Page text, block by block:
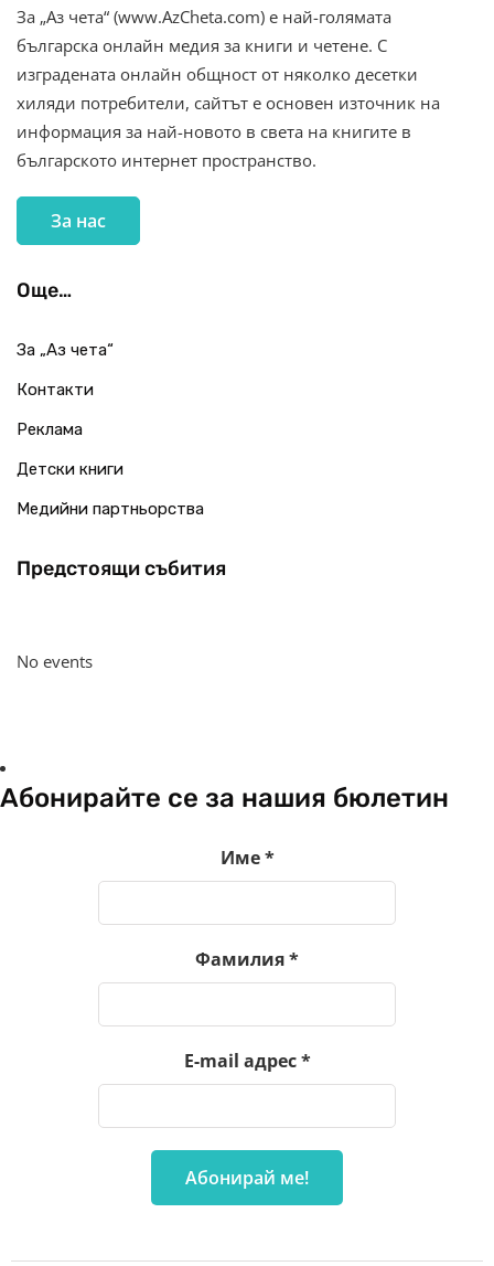
За „Аз чета“ (www.AzCheta.com) е най-голямата
българска онлайн медия за книги и четене. С
изградената онлайн общност от няколко десетки
хиляди потребители, сайтът е основен източник на
информация за най-новото в света на книгите в
българското интернет пространство.
За нас
Още…
За „Аз чета“
Контакти
Реклама
Детски книги
Медийни партньорства
Предстоящи събития
No events
Абонирайте се за нашия бюлетин
Име*
Фамилия*
E-mail адрес*